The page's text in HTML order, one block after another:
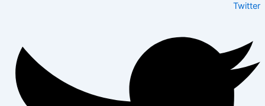
Twitter